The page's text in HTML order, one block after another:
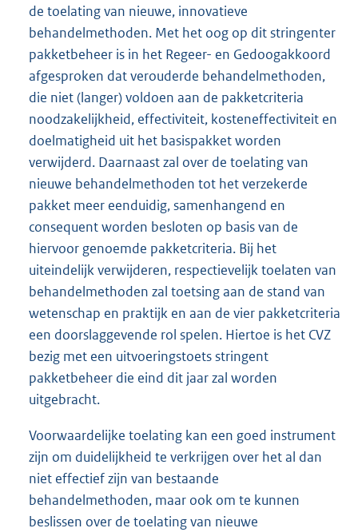
de toelating van nieuwe, innovatieve
behandelmethoden. Met het oog op dit stringenter
pakketbeheer is in het Regeer- en Gedoogakkoord
afgesproken dat verouderde behandelmethoden,
die niet (langer) voldoen aan de pakketcriteria
noodzakelijkheid, effectiviteit, kosteneffectiviteit en
doelmatigheid uit het basispakket worden
verwijderd. Daarnaast zal over de toelating van
nieuwe behandelmethoden tot het verzekerde
pakket meer eenduidig, samenhangend en
consequent worden besloten op basis van de
hiervoor genoemde pakketcriteria. Bij het
uiteindelijk verwijderen, respectievelijk toelaten van
behandelmethoden zal toetsing aan de stand van
wetenschap en praktijk en aan de vier pakketcriteria
een doorslaggevende rol spelen. Hiertoe is het CVZ
bezig met een uitvoeringstoets stringent
pakketbeheer die eind dit jaar zal worden
uitgebracht.
Voorwaardelijke toelating kan een goed instrument
zijn om duidelijkheid te verkrijgen over het al dan
niet effectief zijn van bestaande
behandelmethoden, maar ook om te kunnen
beslissen over de toelating van nieuwe